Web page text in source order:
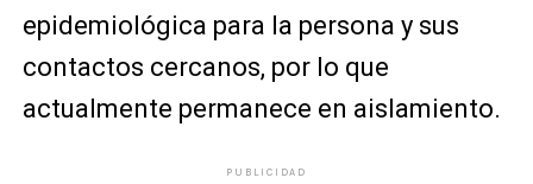
epidemiológica para la persona y sus
contactos cercanos, por lo que
actualmente permanece en aislamiento.
PUBLICIDAD